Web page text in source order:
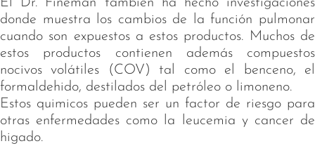
El Dr. Fineman también ha hecho investigaciones
donde muestra los cambios de la función pulmonar
cuando son expuestos a estos productos. Muchos de
estos productos contienen además compuestos
nocivos volátiles (COV) tal como el benceno, el
formaldehido, destilados del petróleo o limoneno.
Estos quimicos pueden ser un factor de riesgo para
otras enfermedades como la leucemia y cancer de
higado.